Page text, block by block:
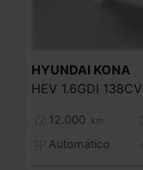
HYUNDAI KONA
12.000 km
Automático